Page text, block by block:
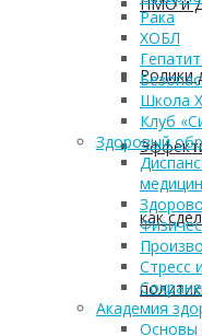
Ролики
как
Рака
ХОБЛ
Школа
Клуб
Здоровый
Стресс
Академия
Основы